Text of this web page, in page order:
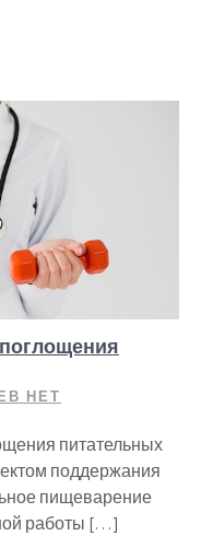
НЕТ
питательных
поддержания
пищеварение
работы […]